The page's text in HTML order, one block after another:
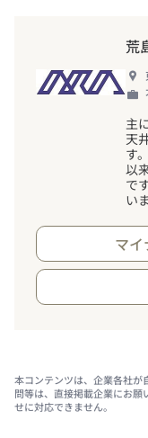
荒
主
天
す
以
で
い
マ
本コンテンツは、企業各社が
問等は、直接掲載企業にお
せに対応できません。